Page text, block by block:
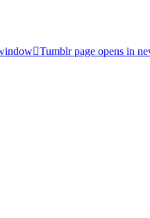
Tumblr page opens in